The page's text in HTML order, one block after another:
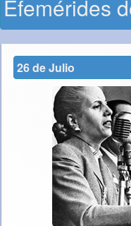
Efemérides
26 de Julio